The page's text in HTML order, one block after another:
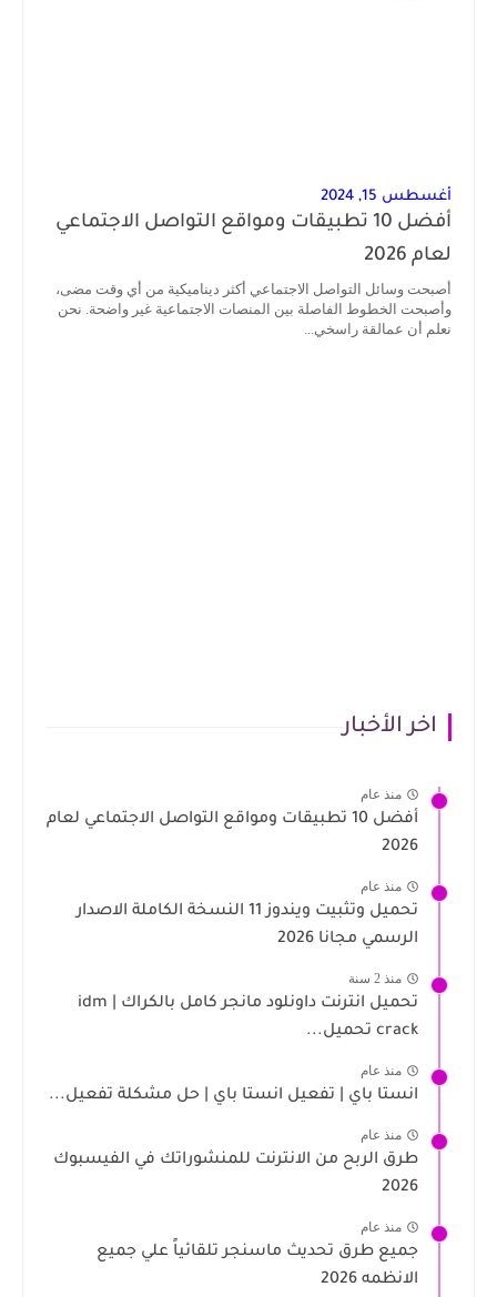
أغسطس 15, 2024
أفضل 10 تطبيقات ومواقع التواصل الاجتماعي
لعام 2026
أصبحت وسائل التواصل الاجتماعي أكثر ديناميكية من أي وقت مضى،
وأصبحت الخطوط الفاصلة بين المنصات الاجتماعية غير واضحة. نحن
نعلم أن عمالقة راسخي...
اخر الأخبار
منذ عام
أفضل 10 تطبيقات ومواقع التواصل الاجتماعي لعام
2026
منذ عام
تحميل وتثبيت ويندوز 11 النسخة الكاملة الاصدار
الرسمي مجانا 2026
منذ 2 سنة
تحميل انترنت داونلود مانجر كامل بالكراك | idm
crack تحميل...
منذ عام
انستا باي | تفعيل انستا باي | حل مشكلة تفعيل...
منذ عام
طرق الربح من الانترنت للمنشوراتك في الفيسبوك
2026
منذ عام
جميع طرق تحديث ماسنجر تلقائياً علي جميع
الانظمه 2026